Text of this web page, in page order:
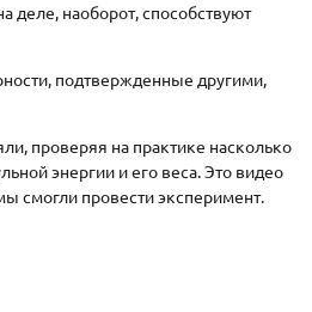
деле, наоборот, способствуют
подтвержденные другими,
проверяя на практике насколько
энергии и его веса. Это видео
смогли провести эксперимент.